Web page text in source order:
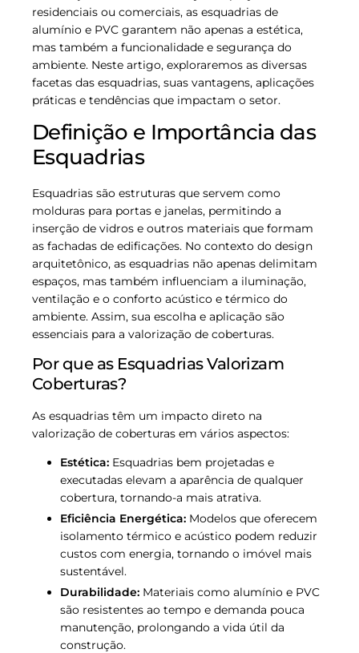
residenciais ou comerciais, as esquadrias de
alumínio e PVC garantem não apenas a estética,
mas também a funcionalidade e segurança do
ambiente. Neste artigo, exploraremos as diversas
facetas das esquadrias, suas vantagens, aplicações
práticas e tendências que impactam o setor.
Definição e Importância das
Esquadrias
Esquadrias são estruturas que servem como
molduras para portas e janelas, permitindo a
inserção de vidros e outros materiais que formam
as fachadas de edificações. No contexto do design
arquitetônico, as esquadrias não apenas delimitam
espaços, mas também influenciam a iluminação,
ventilação e o conforto acústico e térmico do
ambiente. Assim, sua escolha e aplicação são
essenciais para a valorização de coberturas.
Por que as Esquadrias Valorizam
Coberturas?
As esquadrias têm um impacto direto na
valorização de coberturas em vários aspectos:
Estética: Esquadrias bem projetadas e
executadas elevam a aparência de qualquer
cobertura, tornando-a mais atrativa.
Eficiência Energética: Modelos que oferecem
isolamento térmico e acústico podem reduzir
custos com energia, tornando o imóvel mais
sustentável.
Durabilidade: Materiais como alumínio e PVC
são resistentes ao tempo e demanda pouca
manutenção, prolongando a vida útil da
construção.